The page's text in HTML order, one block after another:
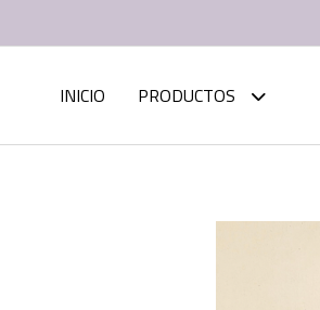
INICIO PRODUCTOS